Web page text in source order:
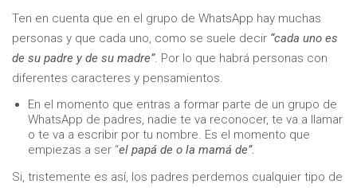
Ten en cuenta que en el grupo de WhatsApp hay muchas
personas y que cada uno, como se suele decir “cada uno es
de su padre y de su madre”. Por lo que habrá personas con
diferentes caracteres y pensamientos.
En el momento que entras a formar parte de un grupo de
WhatsApp de padres, nadie te va reconocer, te va a llamar
o te va a escribir por tu nombre. Es el momento que
empiezas a ser “el papá de o la mamá de”.
Si, tristemente es así, los padres perdemos cualquier tipo de